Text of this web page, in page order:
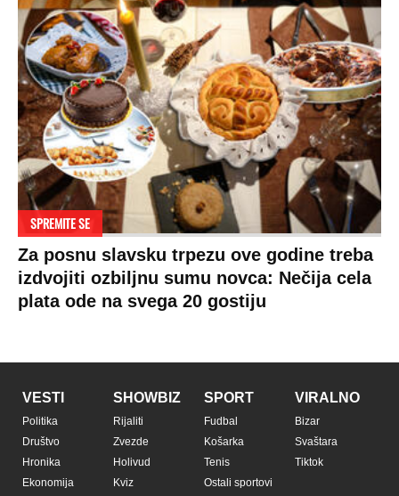
SPREMITE SE
Za posnu slavsku trpezu ove godine treba
izdvojiti ozbiljnu sumu novca: Nečija cela
plata ode na svega 20 gostiju
VESTI
Politika
Društvo
Hronika
Ekonomija
SHOWBIZ
Rijaliti
Zvezde
Holivud
Kviz
SPORT
Fudbal
Košarka
Tenis
Ostali sportovi
VIRALNO
Bizar
Svaštara
Tiktok